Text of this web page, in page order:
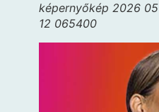
képernyőkép 2026 05
12 065400